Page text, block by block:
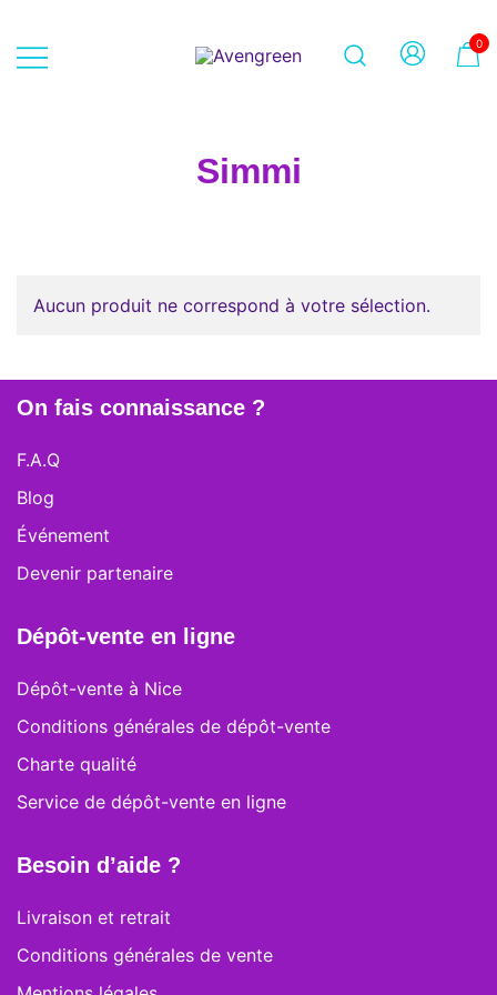
content
0
Simmi
Aucun produit ne correspond à votre sélection.
On fais connaissance ?
F.A.Q
Blog
Événement
Devenir partenaire
Dépôt-vente en ligne
Dépôt-vente à Nice
Conditions générales de dépôt-vente
Charte qualité
Service de dépôt-vente en ligne
Besoin d’aide ?
Livraison et retrait
Conditions générales de vente